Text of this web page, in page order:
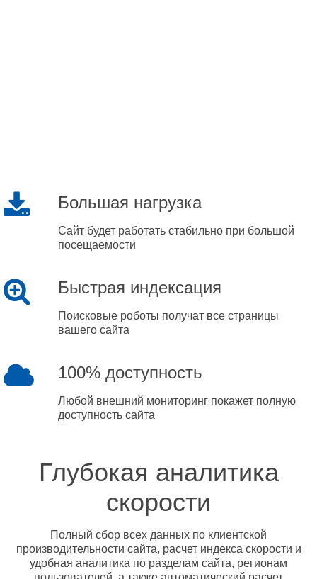
Большая нагрузка
Сайт будет работать стабильно при большой
посещаемости
Быстрая индексация
Поисковые роботы получат все страницы
вашего сайта
100% доступность
Любой внешний мониторинг покажет полную
доступность сайта
Глубокая аналитика
скорости
Полный сбор всех данных по клиентской
производительности сайта, расчет индекса скорости и
удобная аналитика по разделам сайта, регионам